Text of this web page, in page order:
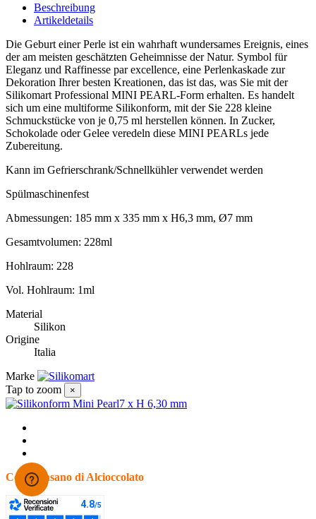
Beschreibung
Artikeldetails
Die Geburt einer Perle ist ein wahrhaft wundersames Ereignis, eines
der am meisten geschätzten Geheimnisse der Natur. Symbol für
Eleganz und Raffinesse par excellence, eine Perlenkaskade zur
Dekoration Ihrer besten Kreationen, das ist das, was Sie mit der
Silikomart Professional MINI PEARL-Form erhalten. Es handelt
sich um eine multiforme Silikonform, mit der Sie 228 kleine
Schmuckstücke von je 0,75 ml herstellen können. In Zucker,
Schokolade oder Gelee veredeln diese MINI PEARLs jede
Zubereitung.
Kann im Gefrierschrank/Schnellkühler verwendet werden
Spülmaschinenfest
Abmessungen: 185 mm x 335 mm x H6,3 mm, Ø7 mm
Gesamtvolumen: 228ml
Hohlraum: 228
Vol. Hohlraum: 1ml
Material
Silikon
Origine
Italia
Marke
Tap to zoom
×
Cosa pensano di Alcioccolato